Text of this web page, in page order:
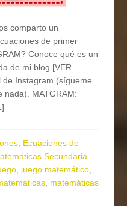
comparto un
de primer
Conoce qué es un
de mi blog [VER
de Instagram (sígueme
nada). MATGRAM:
, Ecuaciones de
Secundaria
, juego matemático,
, matemáticas